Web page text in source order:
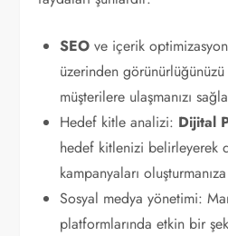
SEO ve içerik
üzerinden
müşterilere ulaşmanızı
Hedef kitle analizi: Dijital
hedef kitlenizi belirleyerek
kampanyaları
Sosyal medya yönetimi:
platformlarında etkin bir